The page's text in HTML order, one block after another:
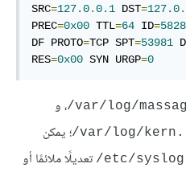
SRC=127.0.0.1 DST=127.0.
PREC=0x00 TTL=64 ID=
DF PROTO=TCP SPT=53981
RES=0x00 SYN URGP=0
/var/log/، و
/var/log/؛ يمكن
/etc/ تعديلًا ملائمًا أو